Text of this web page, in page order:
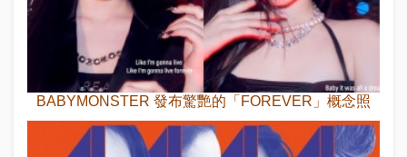
BABYMONSTER 發布驚艷的「FOREVER」概念照